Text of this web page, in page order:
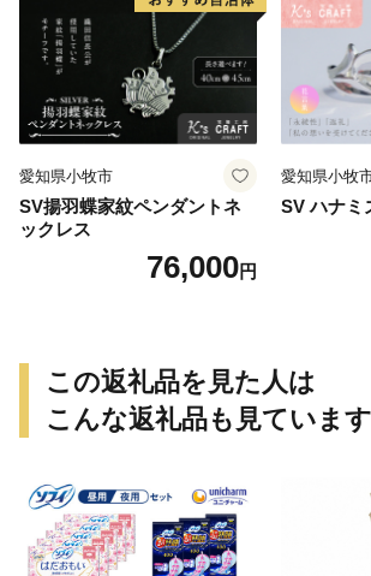
愛知県小牧市
SV揚羽蝶家紋ペンダントネ
ックレス
76,000円
愛知県小牧
SV ハナミ
この返礼品を見た人は
こんな返礼品も見ています